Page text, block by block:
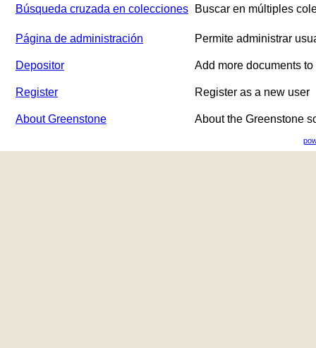
Búsqueda cruzada en colecciones Buscar en múltiples
Página de administración Permite administrar
Depositor Add more documents
Register Register as a new user
About Greenstone About the Greenstone